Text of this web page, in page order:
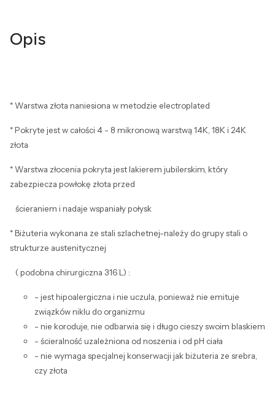
Opis
* Warstwa złota naniesiona w metodzie electroplated
* Pokryte jest w całości 4 - 8 mikronową warstwą 14K, 18K i 24K
złota
* Warstwa złocenia pokryta jest lakierem jubilerskim, który
zabezpiecza powłokę złota przed
ścieraniem i nadaje wspaniały połysk
* Biżuteria wykonana ze stali szlachetnej-należy do grupy stali o
strukturze austenitycznej
( podobna chirurgiczna 316 L) :
- jest hipoalergiczna i nie uczula, ponieważ nie emituje
związków niklu do organizmu
- nie koroduje, nie odbarwia się i długo cieszy swoim blaskiem
- ścieralność uzależniona od noszenia i od pH ciała
- nie wymaga specjalnej konserwacji jak biżuteria ze srebra,
czy złota